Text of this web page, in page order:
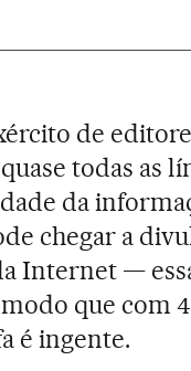
de
todas as
da
chegar a
Internet —
que com
é ingente.